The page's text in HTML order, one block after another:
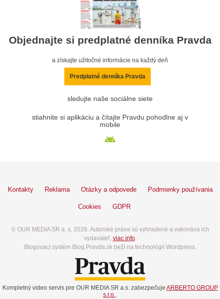
Objednajte si predplatné denníka Pravda
a získajte užitočné informácie na každý deň
Predplatné denníka Pravda
sledujte naše sociálne siete
stiahnite si aplikáciu a čítajte Pravdu pohodlne aj v
mobile
Kontakty Reklama Otázky a odpovede Podmienky používania
Cookies GDPR
© OUR MEDIA SR a. s. 2026. Autorské práva sú vyhradené a vykonáva ich
vydavateľ, viac info.
Blogovací systém Blog.Pravda.sk beží na technológií Wordpress.
Kompletný video servis pre OUR MEDIA SR a.s. zabezpečuje ARBERTO GROUP
s.r.o..